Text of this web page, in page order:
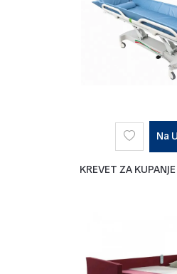
Na
KREVET ZA